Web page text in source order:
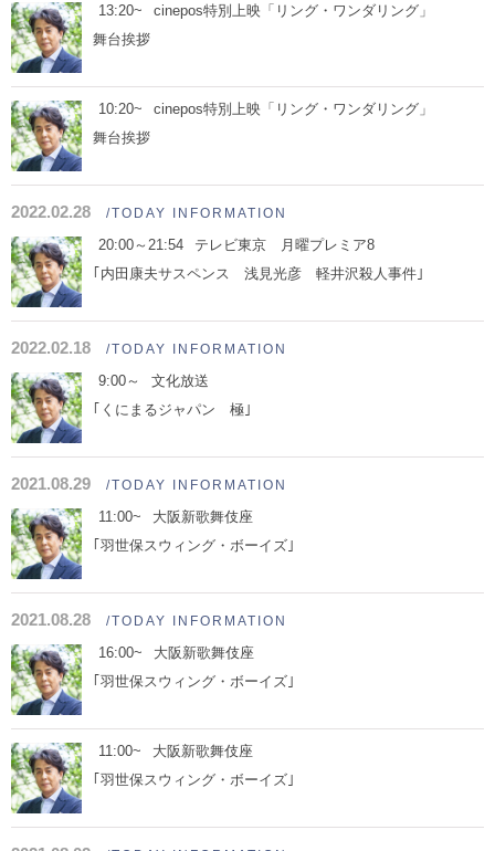
13:20~
cinepos特別上映「リング・ワンダリング」
舞台挨拶
10:20~
cinepos特別上映「リング・ワンダリング」
舞台挨拶
2022.02.28 /TODAY INFORMATION
20:00～21:54
テレビ東京 月曜プレミア8
｢内田康夫サスペンス 浅見光彦 軽井沢殺人事件｣
2022.02.18 /TODAY INFORMATION
9:00～
文化放送
｢くにまるジャパン 極｣
2021.08.29 /TODAY INFORMATION
11:00~
大阪新歌舞伎座
｢羽世保スウィング・ボーイズ｣
2021.08.28 /TODAY INFORMATION
16:00~
大阪新歌舞伎座
｢羽世保スウィング・ボーイズ｣
11:00~
大阪新歌舞伎座
｢羽世保スウィング・ボーイズ｣